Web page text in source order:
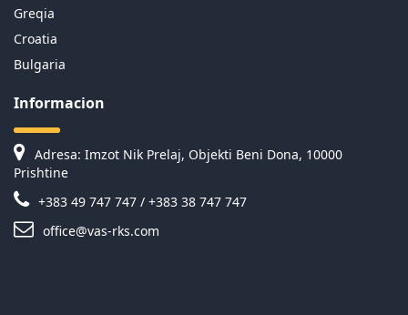
Greqia
Croatia
Bulgaria
Informacion
Adresa: Imzot Nik Prelaj, Objekti Beni Dona, 10000
Prishtine
+383 49 747 747 / +383 38 747 747
office@vas-rks.com